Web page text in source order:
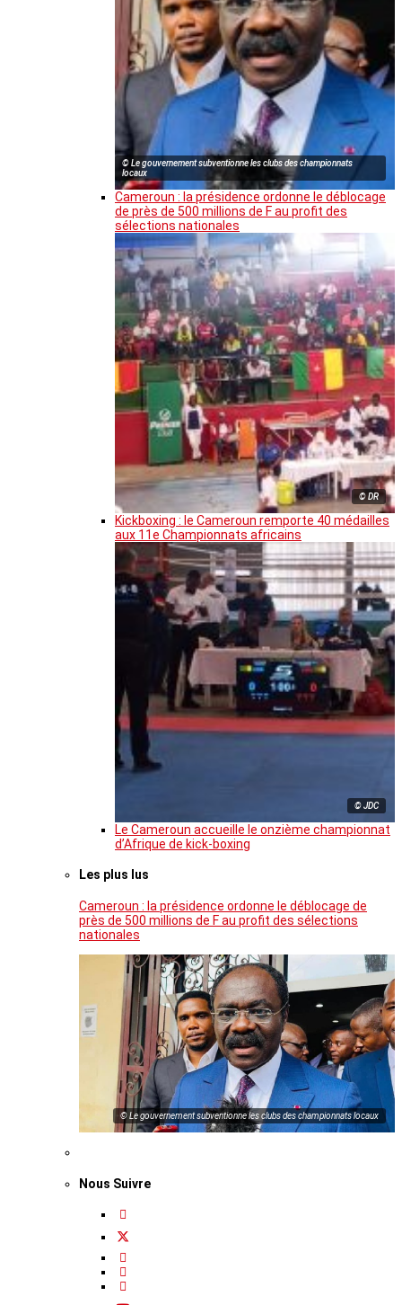
© Le gouvernement subventionne les clubs des championnats
locaux
Cameroun : la présidence ordonne le déblocage
de près de 500 millions de F au profit des
sélections nationales
© DR
Kickboxing : le Cameroun remporte 40 médailles
aux 11e Championnats africains
© JDC
Le Cameroun accueille le onzième championnat
d’Afrique de kick-boxing
Les plus lus
Cameroun : la présidence ordonne le déblocage de
près de 500 millions de F au profit des sélections
nationales
© Le gouvernement subventionne les clubs des championnats locaux
Nous Suivre